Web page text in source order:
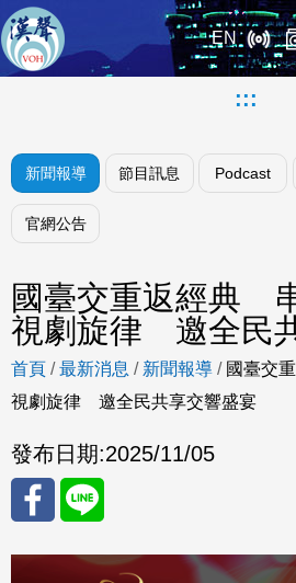
EN
:::
新聞報導 節目訊息 Podcast
官網公告
國臺交重返經典
視劇旋律 邀全民
首頁 /最新消息 / 新聞報導 / 國臺交
視劇旋律 邀全民共享交響盛宴
發布日期:2025/11/05
分享 分享